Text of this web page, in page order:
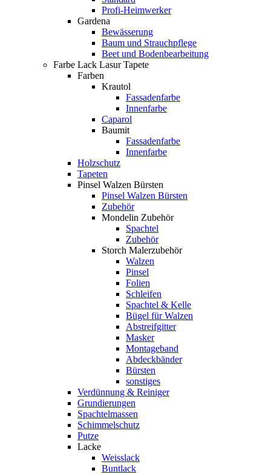
Profi-Heimwerker
Gardena
Bewässerung
Baum und Strauchpflege
Beet und Bodenbearbeitung
Farbe Lack Lasur Tapete
Farben
Krautol
Fassadenfarbe
Innenfarbe
Caparol
Baumit
Fassadenfarbe
Innenfarbe
Holzschutz
Tapeten
Pinsel Walzen Bürsten
Pinsel Walzen Bürsten
Zubehör
Mondelin Zubehör
Spachtel
Zubehör
Storch Malerzubehör
Walzen
Pinsel
Folien
Schleifen
Spachtel & Kelle
Bügel für Walzen
Abstreifgitter
Masker
Montageband
Abdeckbänder
Bürsten
sonstiges
Verdünnung & Reiniger
Grundierungen
Spachtelmassen
Schimmelschutz
Putze
Lacke
Weisslack
Buntlack